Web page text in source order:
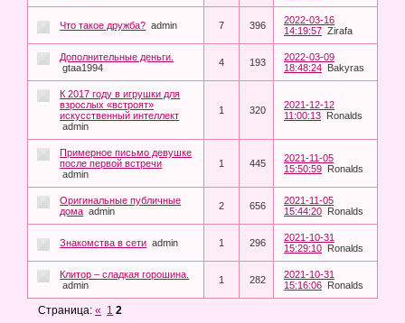
Что такое дружба? admin 7 396
2022-03-16
14:19:57 Zirafa
Дополнительные деньги.
gtaa1994
4 193
2022-03-09
18:48:24 Bakyras
К 2017 году в игрушки для
взрослых «встроят»
искусственный интеллект
admin
1 320
2021-12-12
11:00:13 Ronalds
Примерное письмо девушке
после первой встречи
admin
1 445
2021-11-05
15:50:59 Ronalds
Оригинальные публичные
дома admin 2 656
2021-11-05
15:44:20 Ronalds
Знакомства в сети admin 1 296
2021-10-31
15:29:10 Ronalds
Клитор – сладкая горошина.
admin
1 282
2021-10-31
15:16:06 Ronalds
Страница:« 1 2